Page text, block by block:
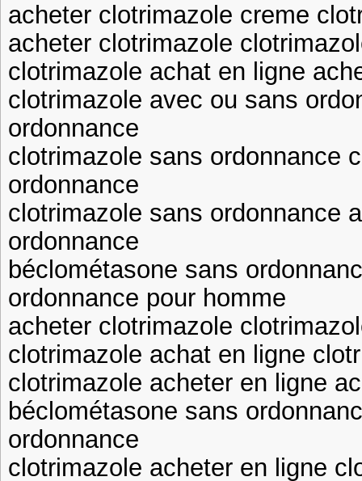
acheter clotrimazole creme
acheter clotrimazole
clotrimazole achat en ligne
clotrimazole avec ou sans
ordonnance
clotrimazole sans ordonnance
ordonnance
clotrimazole sans ordonnance
ordonnance
béclométasone sans
ordonnance pour homme
acheter clotrimazole
clotrimazole achat en ligne
clotrimazole acheter en ligne
béclométasone sans
ordonnance
clotrimazole acheter en ligne